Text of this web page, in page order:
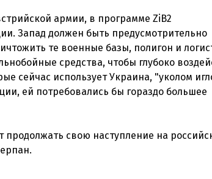
армии, в программе ZiB2
Запад должен быть предусмотрительно
те военные базы, полигон и
средства, чтобы глубоко
сейчас использует Украина, "уколом
ей потребовались бы гораздо большее
продолжать свою наступление на